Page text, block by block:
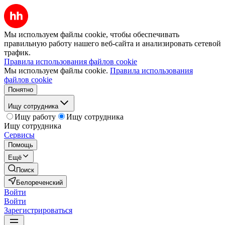
Мы используем файлы cookie, чтобы обеспечивать
правильную работу нашего веб-сайта и анализировать сетевой
трафик.
Правила использования файлов cookie
Мы используем файлы cookie. Правила использования
файлов cookie
Понятно
Ищу сотрудника
Ищу работу
Ищу сотрудника
Ищу сотрудника
Сервисы
Помощь
Ещё
Поиск
Белореченский
Войти
Войти
Зарегистрироваться